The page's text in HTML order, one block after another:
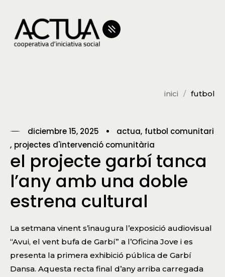
inici futbol
diciembre 15, 2025 actua futbol comunitari
projectes d'intervenció comunitària
el projecte garbí tanca
l’any amb una doble
estrena cultural
La setmana vinent s’inaugura l’exposició audiovisual
“Avui, el vent bufa de Garbí” a l’Oficina Jove i es
presenta la primera exhibició pública de Garbí
Dansa. Aquesta recta final d’any arriba carregada